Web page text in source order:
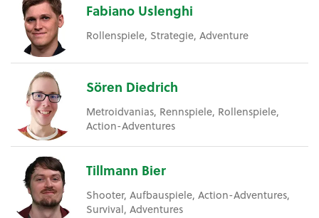
Fabiano Uslenghi
Rollenspiele, Strategie, Adventure
Sören Diedrich
Metroidvanias, Rennspiele, Rollenspiele,
Action-Adventures
Tillmann Bier
Shooter, Aufbauspiele, Action-Adventures,
Survival, Adventures